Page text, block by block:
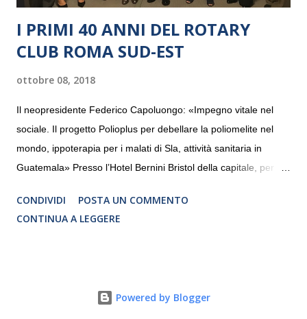
I PRIMI 40 ANNI DEL ROTARY
CLUB ROMA SUD-EST
ottobre 08, 2018
Il neopresidente Federico Capoluongo: «Impegno vitale nel
sociale. Il progetto Polioplus per debellare la poliomelite nel
mondo, ippoterapia per i malati di Sla, attività sanitaria in
Guatemala» Presso l’Hotel Bernini Bristol della capitale, per la
programmazione del Rotary Club Roma Sud-Est che festeggia
i quaranta anni di attività. Un’occasione per raccontare al
riguardano sia il territorio che le missioni all’estero in paesi in
CONDIVIDI
POSTA UN COMMENTO
CONTINUA A LEGGERE
Powered by Blogger